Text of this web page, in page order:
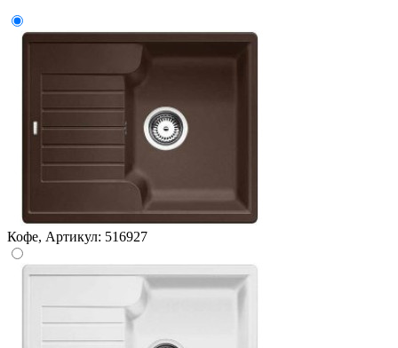
Кофе, Артикул: 516927